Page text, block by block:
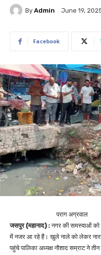
By Admin June 19,
Facebook
पराग अग्रवाल
जसपुर (महानाद) :नगर की समस्याओं को
में नजर आ रहे हैं। खुले नाले को लेकर नाराज
पहुंचे पालिका अध्यक्ष नौशाद सम्राट ने